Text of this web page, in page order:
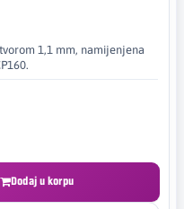
1,1 mm, namijenjena
Dodaj u korpu